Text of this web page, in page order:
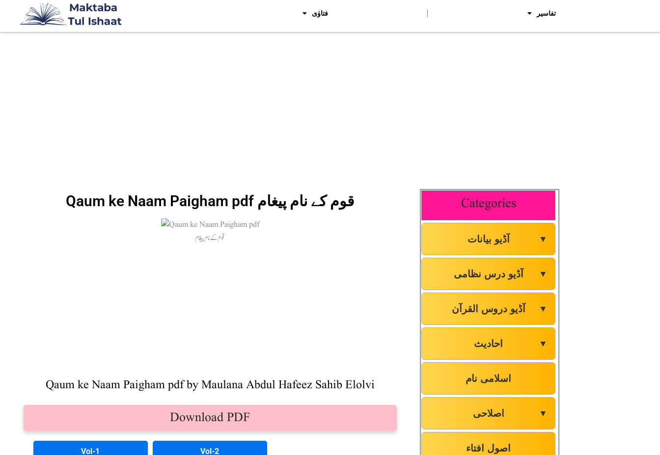
تفاسیر فتاوٰی
Qaum ke Naam Paigham pdf قوم کے نام پیغام
Qaum ke Naam Paigham pdf by Maulana Abdul Hafeez Sahib Elolvi
Download PDF
Vol-1 Vol-2
Categories
آڈیو بیانات ▼
آڈیو درس نظامی ▼
آڈیو دروس القرآن ▼
احادیث ▼
اسلامی نام
اصلاحی ▼
اصول افتاء